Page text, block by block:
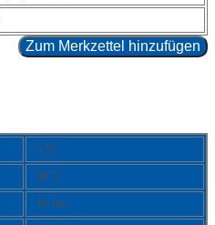
Zum Merkzettel hinzufügen
5 W
30 V
10 lm